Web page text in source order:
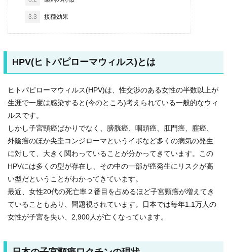
3.3 接種効果
HPV(ヒトパピローマウィルス)とは
ヒトパピローマウィルス(HPV)は、性交渉のある女性の半数以上が
生涯で一度は感染すると(今のところ)考えられている一般的なウィ
ルスです。
しかし子宮頸癌ばかりでなく、膀胱癌、咽頭癌、肛門癌、腟癌、
外陰癌のほか尖圭コンジローマというイボなど多くの病気の発生
に対して、大きく関わっていることが分かってきています。この
HPVには多くの型が存在し、その中の一部が癌発生にリスクが高
い型だということがわかってきています。
最近、女性20代の死亡率２番目を占めるほど子宮頸癌が増えてき
ていることもあり、問題視されています。日本では毎年1.1万人の
女性が子宮を失い、2,900人が亡くなっています。